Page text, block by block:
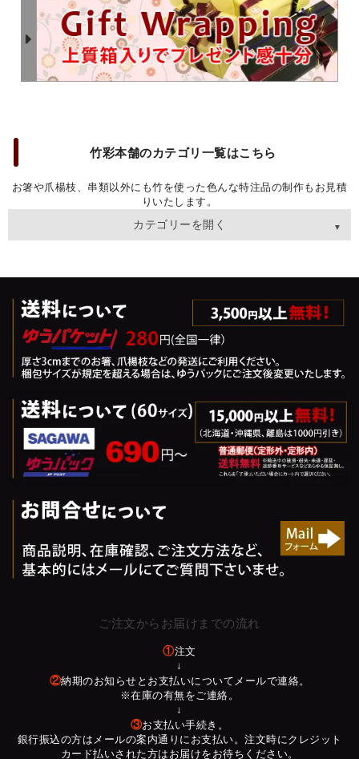
竹彩本舗のカテゴリ一覧はこちら
お箸や爪楊枝、串類以外にも竹を使った色んな特注品の制作もお見積
りいたします。
カテゴリーを開く
ご注文からお届けまでの流れ
①注文
↓
②納期のお知らせとお支払いについてメールで連絡。
※在庫の有無をご連絡。
↓
③お支払い手続き。
銀行振込の方はメールの案内通りにお支払い。注文時にクレジット
カード払いされた方はお届けをお待ちください。